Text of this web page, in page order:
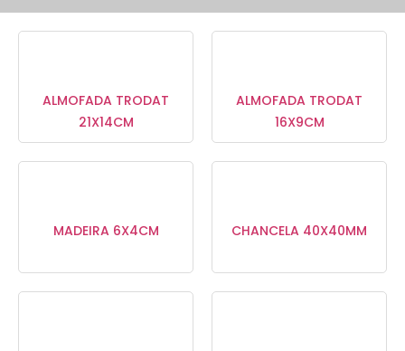
ALMOFADA TRODAT
21X14CM
ALMOFADA TRODAT
16X9CM
MADEIRA 6X4CM CHANCELA 40X40MM